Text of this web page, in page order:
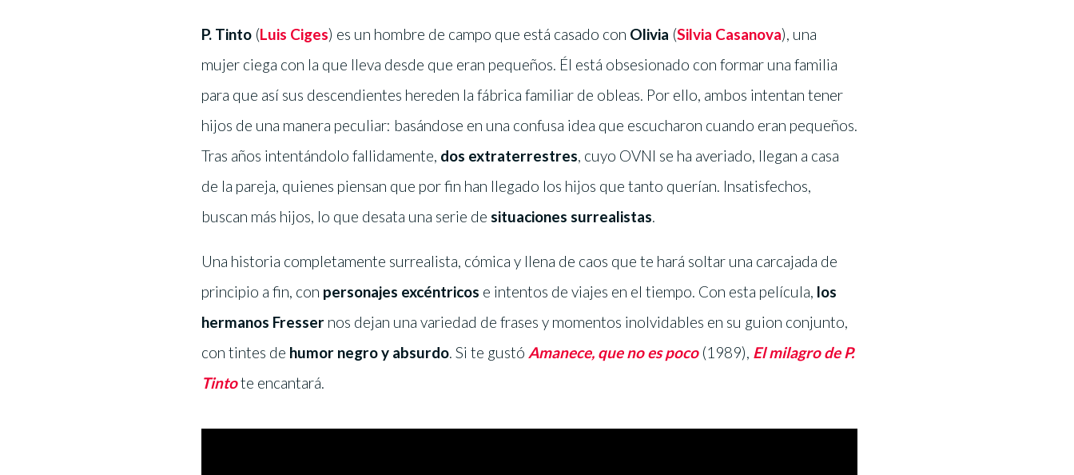
P. Tinto (Luis Ciges) es un hombre de campo que está casado con Olivia (Silvia Casanova), una
mujer ciega con la que lleva desde que eran pequeños. Él está obsesionado con formar una familia
para que así sus descendientes hereden la fábrica familiar de obleas. Por ello, ambos intentan tener
hijos de una manera peculiar: basándose en una confusa idea que escucharon cuando eran pequeños.
Tras años intentándolo fallidamente, dos extraterrestres, cuyo OVNI se ha averiado, llegan a casa
de la pareja, quienes piensan que por fin han llegado los hijos que tanto querían. Insatisfechos,
buscan más hijos, lo que desata una serie desituaciones surrealistas.
Una historia completamente surrealista, cómica y llena de caos que te hará soltar una carcajada de
principio a fin, con personajes excéntricos e intentos de viajes en el tiempo. Con esta película, los
hermanos Fresser nos dejan una variedad de frases y momentos inolvidables en su guion conjunto,
con tintes de humor negro y absurdo. Si te gustó Amanece, que no es poco(1989), El milagro de P.
Tintote encantará.